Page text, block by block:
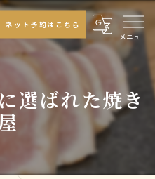
ネット予約はこちら
選ばれた焼き